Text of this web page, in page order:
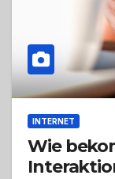
INTERNET
Wie